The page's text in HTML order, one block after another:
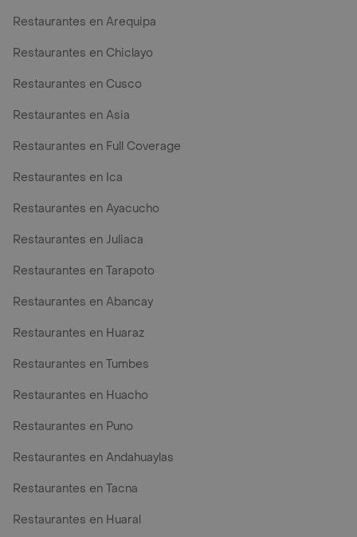
Restaurantes en Arequipa
Restaurantes en Chiclayo
Restaurantes en Cusco
Restaurantes en Asia
Restaurantes en Full Coverage
Restaurantes en Ica
Restaurantes en Ayacucho
Restaurantes en Juliaca
Restaurantes en Tarapoto
Restaurantes en Abancay
Restaurantes en Huaraz
Restaurantes en Tumbes
Restaurantes en Huacho
Restaurantes en Puno
Restaurantes en Andahuaylas
Restaurantes en Tacna
Restaurantes en Huaral